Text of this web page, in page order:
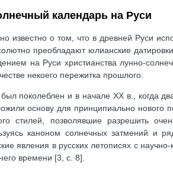
календарь на Руси
известно о том, что в древней Руси
преобладают юлианские
на Руси христианства лунно-
некоего пережитка прошлого.
поколеблен и в начале XX в., когда
основу для принципиально нового
стилей, позволявшие разрешить
каноном солнечных затмений и
явления в русских летописях с
времени [3, с. 8].